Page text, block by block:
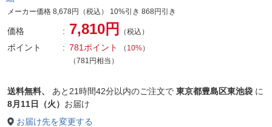
メーカー価格 8,678円（税込） 10%引き 868円引き
価格 7,810円 （税込）
ポイント 781ポイント （ 10%）
（781円相当）
送料無料、 あと 21時間42分以内のご注文で 東京都豊島区東池袋 に
8月11日（火） お届け
お届け先を変更する